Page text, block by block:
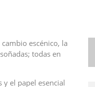
escénico, la
todas en
el papel esencial